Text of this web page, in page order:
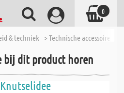
& techniek > Technische accessoires
bij dit product horen
Knutselidee
0